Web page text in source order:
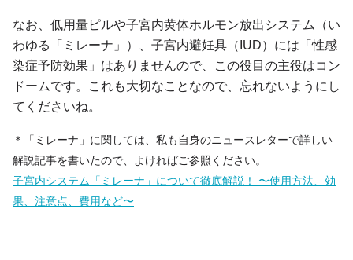
なお、低用量ピルや子宮内黄体ホルモン放出システム（い
わゆる「ミレーナ」）、子宮内避妊具（IUD）には「性感
染症予防効果」はありませんので、この役目の主役はコン
ドームです。これも大切なことなので、忘れないようにし
てくださいね。
＊「ミレーナ」に関しては、私も自身のニュースレターで詳しい
解説記事を書いたので、よければご参照ください。
子宮内システム「ミレーナ」について徹底解説！ 〜使用方法、効
果、注意点、費用など〜